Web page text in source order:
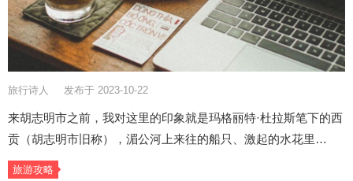
旅行诗人 发布于 2023-10-22
来胡志明市之前，我对这里的印象就是玛格丽特·杜拉斯笔下的西
贡（胡志明市旧称），湄公河上来往的船只、激起的水花里…
旅游攻略